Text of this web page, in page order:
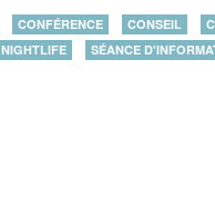
CONFÉRENCE CONSEIL
NIGHTLIFE SÉANCE